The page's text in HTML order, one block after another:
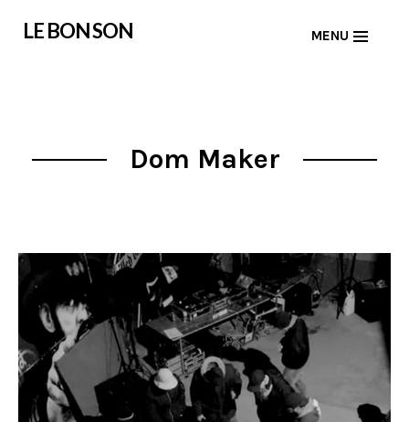
LE BON SON MENU
Dom Maker